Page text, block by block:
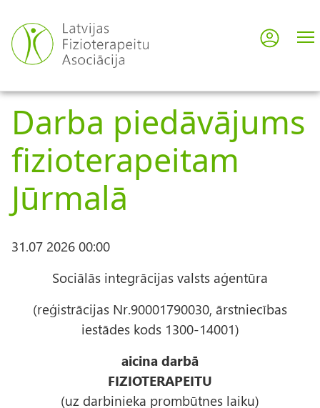
uz
galveno
saturu
User
Darba piedāvājums
fizioterapeitam
Jūrmalā
31.07 2026 00:00
Sociālās integrācijas valsts aģentūra
(reģistrācijas Nr.90001790030, ārstniecības
iestādes kods 1300-14001)
aicina darbā
FIZIOTERAPEITU
(uz darbinieka prombūtnes laiku)